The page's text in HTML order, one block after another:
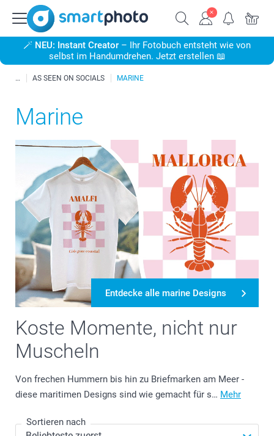
🪄 NEU: Instant Creator – Ihr Fotobuch entsteht wie von
selbst im Handumdrehen. Jetzt erstellen 📖
AS SEEN ON SOCIALS MARINE
Marine
Koste Momente, nicht nur
Muscheln
Von frechen Hummern bis hin zu Briefmarken am Meer -
diese maritimen Designs sind wie gemacht für s… Mehr
Entdecke alle marine Designs
Sortieren nach